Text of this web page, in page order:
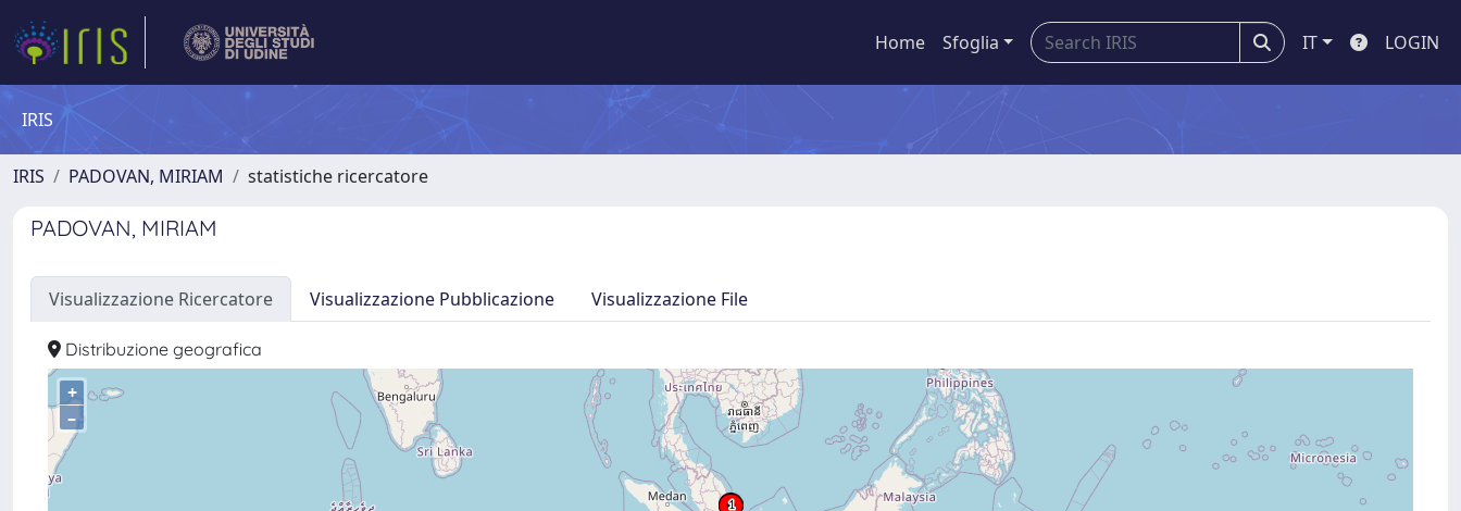
Home Sfoglia IT LOGIN
IRIS
IRIS PADOVAN, MIRIAM statistiche ricercatore
PADOVAN, MIRIAM
Visualizzazione Ricercatore Visualizzazione Pubblicazione Visualizzazione File
Distribuzione geografica
+
–